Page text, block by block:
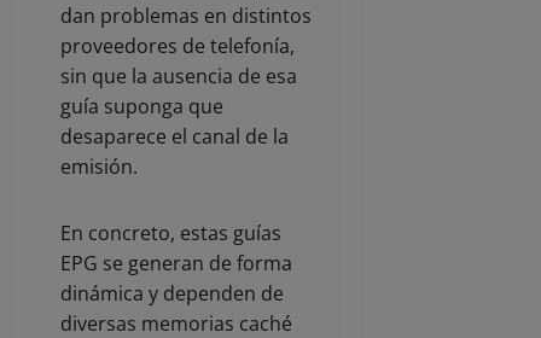
dan problemas en distintos
proveedores de telefonía,
sin que la ausencia de esa
guía suponga que
desaparece el canal de la
emisión.
En concreto, estas guías
EPG se generan de forma
dinámica y dependen de
diversas memorias caché